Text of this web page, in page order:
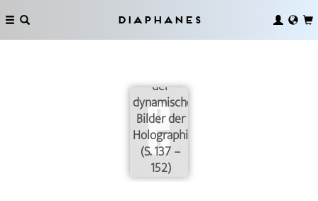
Diaphanes
Interface
der
dynamischen
Bilder der
Holographie
(S. 137 –
152)